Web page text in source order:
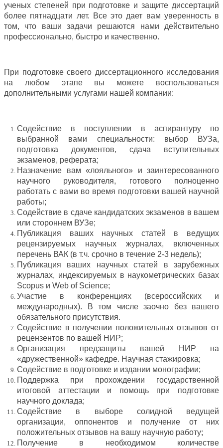
ученых степеней при подготовке и защите диссертаций
более пятнадцати лет. Все это дает вам уверенность в
том, что ваши задачи решаются нами действительно
профессионально, быстро и качественно.
При подготовке своего диссертационного исследования
на любом этапе вы можете воспользоваться
дополнительными услугами нашей компании:
Содействие в поступлении в аспирантуру по
выбранной вами специальности: выбор ВУЗа,
подготовка документов, сдача вступительных
экзаменов, реферата;
Назначение вам «лояльного» и заинтересованного
научного руководителя, готового полноценно
работать с вами во время подготовки вашей научной
работы;
Содействие в сдаче кандидатских экзаменов в вашем
или стороннем ВУЗе;
Публикация ваших научных статей в ведущих
рецензируемых научных журналах, включенных
перечень ВАК (в т.ч. срочно в течение 2-3 недель);
Публикация ваших научных статей в зарубежных
журналах, индексируемых в наукометрических базах
Scopus и Web of Sсience;
Участие в конференциях (всероссийских и
международных). В том числе заочно без вашего
обязательного присутствия.
Содействие в получении положительных отзывов от
рецензентов по вашей НИР;
Организация предзащиты вашей НИР на
«дружественной» кафедре. Научная стажировка;
Содействие в подготовке и издании монографии;
Поддержка при прохождении государственной
итоговой аттестации и помощь при подготовке
научного доклада;
Содействие в выборе солидной ведущей
организации, оппонентов и получение от них
положительных отзывов на вашу научную работу;
Получение в необходимом количестве